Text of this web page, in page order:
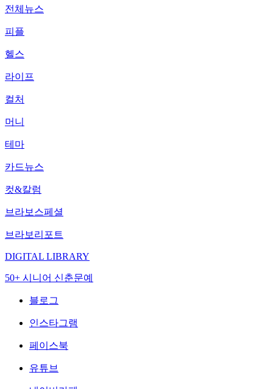
전체뉴스
피플
헬스
라이프
컬처
머니
테마
카드뉴스
컷&칼럼
브라보스페셜
브라보리포트
DIGITAL LIBRARY
50+ 시니어 신춘문예
블로그
인스타그램
페이스북
유튜브